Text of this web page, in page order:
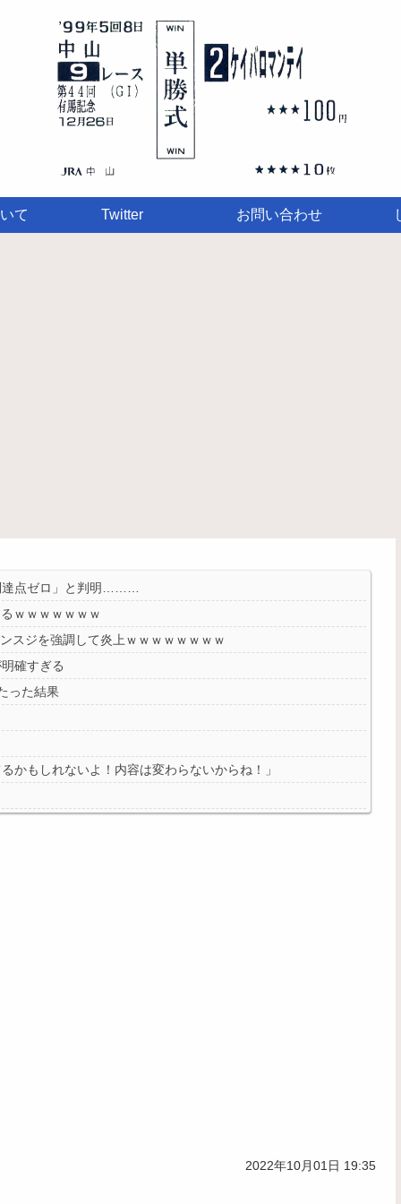
て Twitter お問い合わせ
達点ゼロ」と判明………
ｗｗｗｗｗｗｗ
スジを強調して炎上ｗｗｗｗｗｗｗｗ
確すぎる
った結果
かもしれないよ！内容は変わらないからね！」
2022年10月01日 19:35